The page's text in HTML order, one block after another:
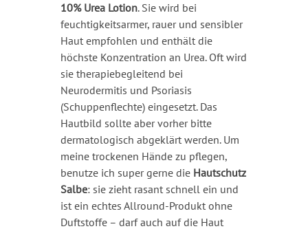
10% Urea Lotion. Sie wird bei
feuchtigkeitsarmer, rauer und sensibler
Haut empfohlen und enthält die
höchste Konzentration an Urea. Oft wird
sie therapiebegleitend bei
Neurodermitis und Psoriasis
(Schuppenflechte) eingesetzt. Das
Hautbild sollte aber vorher bitte
dermatologisch abgeklärt werden. Um
meine trockenen Hände zu pflegen,
benutze ich super gerne die Hautschutz
Salbe: sie zieht rasant schnell ein und
ist ein echtes Allround-Produkt ohne
Duftstoffe – darf auch auf die Haut